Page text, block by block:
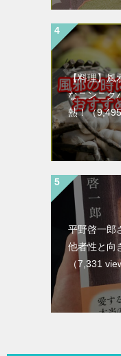
【料理】風
なニンニク
熱！（
平野啓一郎
他者性と向
（7,331